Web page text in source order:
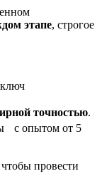
этапе, строгое
точностью.
с опытом от 5
провести